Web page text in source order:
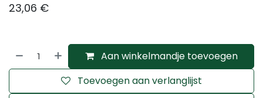
23,06 €
Aan winkelmandje toevoegen
Toevoegen aan verlanglijst